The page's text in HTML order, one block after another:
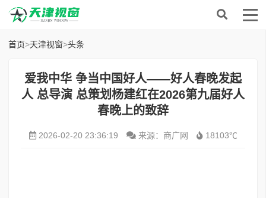
首页>天津视窗>头条
爱我中华 争当中国好人——好人春晚发起
人 总导演 总策划杨建红在2026第九届好人
春晚上的致辞
2026-02-20 23:36:19 来源：商广网 18103℃